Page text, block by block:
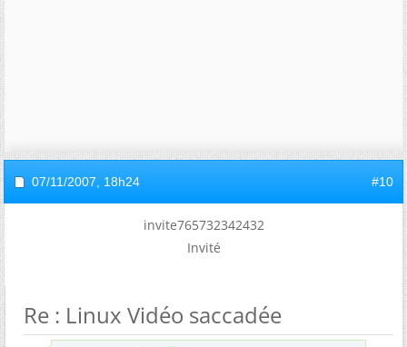
07/11/2007, 18h24 #10
invite765732342432
Invité
Re : Linux Vidéo saccadée